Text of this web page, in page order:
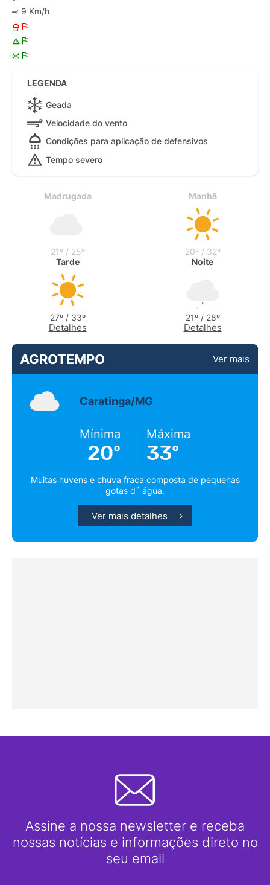
9 Km/h
LEGENDA
Geada
Velocidade do vento
Condições para aplicação de defensivos
Tempo severo
Madrugada
21º / 25º
Manhã
20º / 32º
Tarde
27º / 33º
Detalhes
Noite
21º / 28º
Detalhes
AGROTEMPO Ver mais
Caratinga/MG
Mínima
20º
Máxima
33º
Muitas nuvens e chuva fraca composta de pequenas
gotas d´ água.
Ver mais detalhes
Assine a nossa newsletter e receba
nossas notícias e informações direto no
seu email